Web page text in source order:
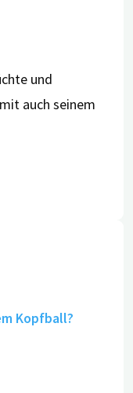
und
auch seinem
Kopfball?